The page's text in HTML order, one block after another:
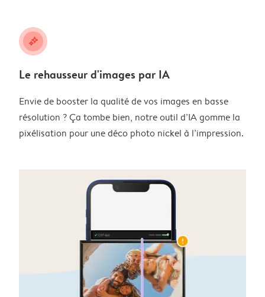
stars
Le rehausseur d'images par IA
Envie de booster la qualité de vos images en basse
résolution ? Ça tombe bien, notre outil d’IA gomme la
pixélisation pour une déco photo nickel à l’impression.